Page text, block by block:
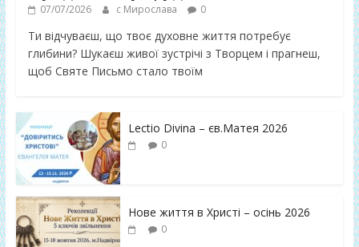
07/07/2026 с Мирослава 0
Ти відчуваєш, що твоє духовне життя потребує
глибини? Шукаєш живої зустрічі з Творцем і прагнеш,
щоб Святе Письмо стало твоїм
Lectio Divina – єв.Матея 2026
0
Нове життя в Христі – осінь 2026
0